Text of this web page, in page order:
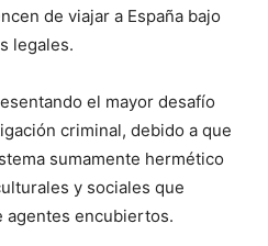
de viajar a España bajo
legales.
el mayor desafío
criminal, debido a que
sumamente hermético
y sociales que
agentes encubiertos.